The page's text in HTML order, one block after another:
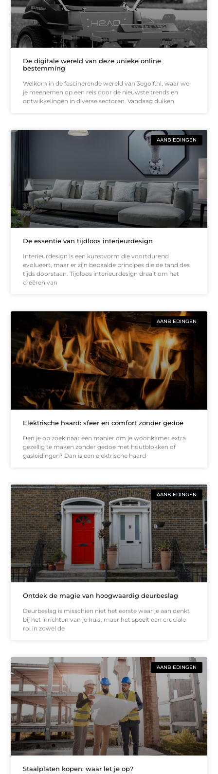
De digitale wereld van deze unieke online
bestemming
Welkom in de fascinerende wereld van 3egolf.nl, waar we
je meenemen op een reis door de nieuwste trends en
ontwikkelingen in diverse sectoren. Vandaag duiken
AANBIEDINGEN
De essentie van tijdloos interieurdesign
Interieurdesign is een kunstvorm die voortdurend
evolueert, maar er zijn bepaalde principes die de tand des
tijds doorstaan. Tijdloos interieurdesign draait om het
creëren van
AANBIEDINGEN
Elektrische haard: sfeer en comfort zonder gedoe
Ben je op zoek naar een manier om je woonkamer extra
gezellig te maken zonder gedoe met houtblokken of
gasleidingen? Dan is een elektrische haard
AANBIEDINGEN
Ontdek de magie van hoogwaardig deurbeslag
Deurbeslag is misschien niet het eerste waar je aan denkt
bij het inrichten van je huis, maar het speelt een cruciale
rol in zowel de
AANBIEDINGEN
Staalplaten kopen: waar let je op?